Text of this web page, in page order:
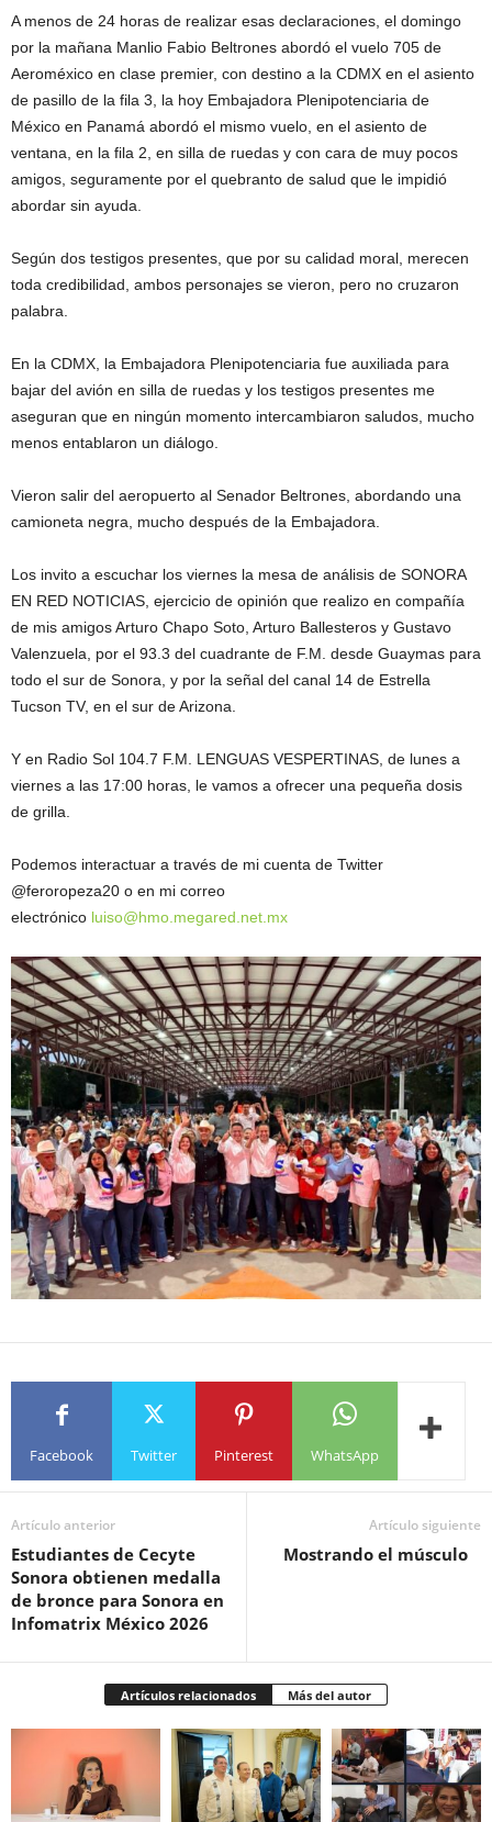
A menos de 24 horas de realizar esas declaraciones, el domingo
por la mañana Manlio Fabio Beltrones abordó el vuelo 705 de
Aeroméxico en clase premier, con destino a la CDMX en el asiento
de pasillo de la fila 3, la hoy Embajadora Plenipotenciaria de
México en Panamá abordó el mismo vuelo, en el asiento de
ventana, en la fila 2, en silla de ruedas y con cara de muy pocos
amigos, seguramente por el quebranto de salud que le impidió
abordar sin ayuda.
Según dos testigos presentes, que por su calidad moral, merecen
toda credibilidad, ambos personajes se vieron, pero no cruzaron
palabra.
En la CDMX, la Embajadora Plenipotenciaria fue auxiliada para
bajar del avión en silla de ruedas y los testigos presentes me
aseguran que en ningún momento intercambiaron saludos, mucho
menos entablaron un diálogo.
Vieron salir del aeropuerto al Senador Beltrones, abordando una
camioneta negra, mucho después de la Embajadora.
Los invito a escuchar los viernes la mesa de análisis de SONORA
EN RED NOTICIAS, ejercicio de opinión que realizo en compañía
de mis amigos Arturo Chapo Soto, Arturo Ballesteros y Gustavo
Valenzuela, por el 93.3 del cuadrante de F.M. desde Guaymas para
todo el sur de Sonora, y por la señal del canal 14 de Estrella
Tucson TV, en el sur de Arizona.
Y en Radio Sol 104.7 F.M. LENGUAS VESPERTINAS, de lunes a
viernes a las 17:00 horas, le vamos a ofrecer una pequeña dosis
de grilla.
Podemos interactuar a través de mi cuenta de Twitter
@feroropeza20 o en mi correo
electrónico luiso@hmo.megared.net.mx
Facebook Twitter Pinterest WhatsApp
Artículo anterior
Estudiantes de Cecyte
Sonora obtienen medalla
de bronce para Sonora en
Infomatrix México 2026
Artículo siguiente
Mostrando el músculo
Artículos relacionados Más del autor